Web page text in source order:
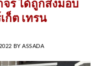
ร ได้ถูกส่งมอบ
ก็ต เทรน
BY ASSADA